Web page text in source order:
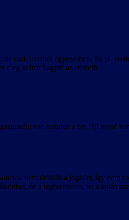
a magyarítás használatához
csak tartalmi egyezésben. Ez pl.
meg kellett hagyni az eredetit.
van futtatva a bin fájl mellé
nem öröklik a jogkört, így nem
de a legbiztosabb, ha a leírás